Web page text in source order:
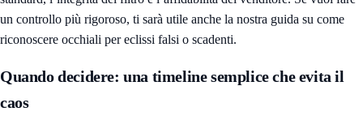
un controllo più rigoroso, ti sarà utile anche la nostra guida su come
riconoscere occhiali per eclissi falsi o scadenti.
Quando decidere: una timeline semplice che evita il
caos